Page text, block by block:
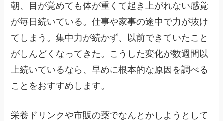
朝、目が覚めても体が重くて起き上がれない感覚
が毎日続いている。仕事や家事の途中で力が抜け
てしまう。集中力が続かず、以前できていたこと
がしんどくなってきた。こうした変化が数週間以
上続いているなら、早めに根本的な原因を調べる
ことをおすすめします。
栄養ドリンクや市販の薬でなんとかしようとして